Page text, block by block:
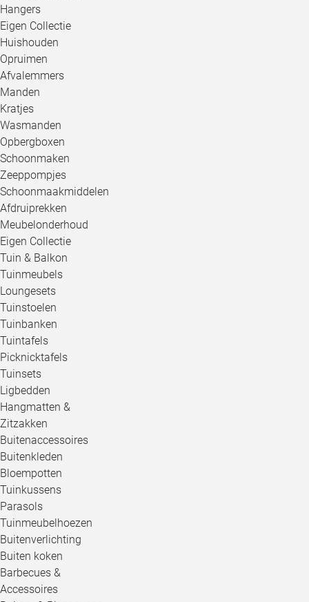
Hangers
Eigen Collectie
Huishouden
Opruimen
Afvalemmers
Manden
Kratjes
Wasmanden
Opbergboxen
Schoonmaken
Zeeppompjes
Schoonmaakmiddelen
Afdruiprekken
Meubelonderhoud
Eigen Collectie
Tuin & Balkon
Tuinmeubels
Loungesets
Tuinstoelen
Tuinbanken
Tuintafels
Picknicktafels
Tuinsets
Ligbedden
Hangmatten &
Zitzakken
Buitenaccessoires
Buitenkleden
Bloempotten
Tuinkussens
Parasols
Tuinmeubelhoezen
Buitenverlichting
Buiten koken
Barbecues &
Accessoires